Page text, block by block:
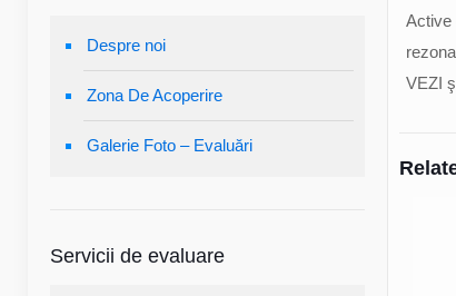
Active
VEZI
Despre noi
Zona De Acoperire
Galerie Foto – Evaluări
Servicii de evaluare